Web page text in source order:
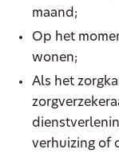
maand;
Op het
wonen;
Als het
verhuizing of